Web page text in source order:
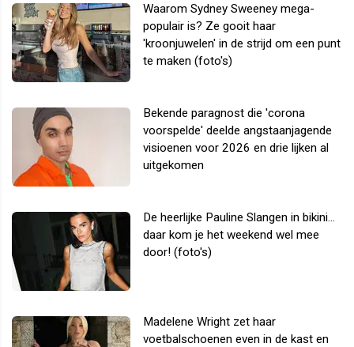
Waarom Sydney Sweeney mega-
populair is? Ze gooit haar
'kroonjuwelen' in de strijd om een punt
te maken (foto's)
Bekende paragnost die 'corona
voorspelde' deelde angstaanjagende
visioenen voor 2026 en drie lijken al
uitgekomen
De heerlijke Pauline Slangen in bikini...
daar kom je het weekend wel mee
door! (foto's)
Madelene Wright zet haar
voetbalschoenen even in de kast en